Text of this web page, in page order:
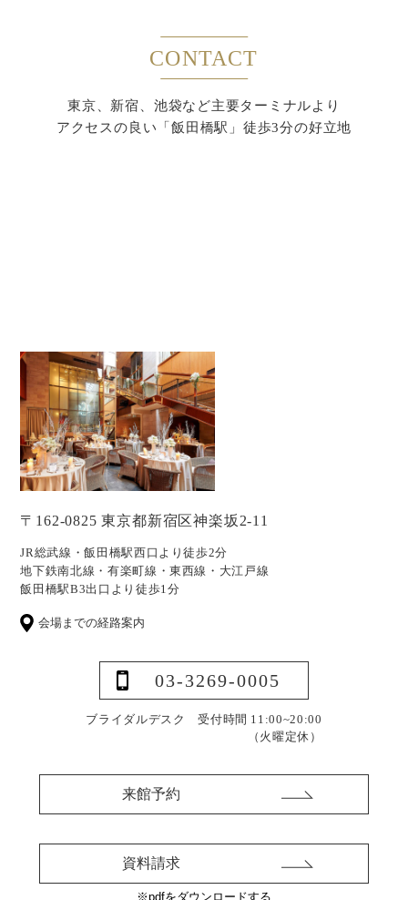
CONTACT
東京、新宿、池袋など主要ターミナルより
アクセスの良い「飯田橋駅」徒歩3分の好立地
〒162-0825 東京都新宿区神楽坂2-11
JR総武線・飯田橋駅西口より徒歩2分
地下鉄南北線・有楽町線・東西線・大江戸線
飯田橋駅B3出口より徒歩1分
会場までの経路案内
03-3269-0005
ブライダルデスク 受付時間 11:00~20:00
（火曜定休）
来館予約
資料請求
※pdfをダウンロードする